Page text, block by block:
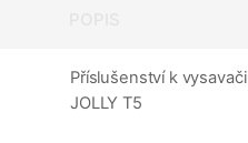
Příslušenství k vysavači
JOLLY T5